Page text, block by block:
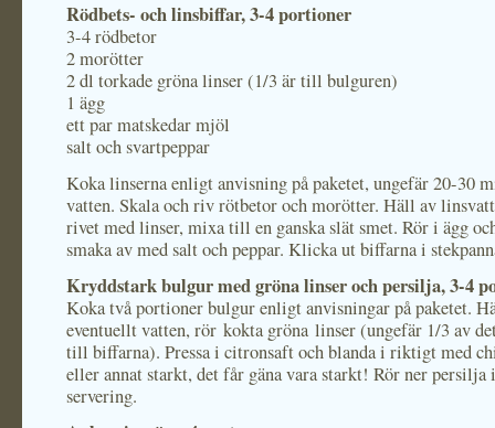
Rödbets- och linsbiffar, 3-4 portioner
3-4 rödbetor
2 morötter
2 dl torkade gröna linser (1/3 är till bulguren)
1 ägg
ett par matskedar mjöl
salt och svartpeppar
Koka linserna enligt anvisning på paketet, ungefär 20-30
vatten. Skala och riv rötbetor och morötter. Häll av
rivet med linser, mixa till en ganska slät smet. Rör i ägg
smaka av med salt och peppar. Klicka ut biffarna i
Kryddstark bulgur med gröna linser och persilja, 3-4
Koka två portioner bulgur enligt anvisningar på paketet.
eventuellt vatten, rör kokta gröna linser (ungefär 1/3 av
till biffarna). Pressa i citronsaft och blanda i riktigt med
eller annat starkt, det får gäna vara starkt! Rör ner persilja
servering.